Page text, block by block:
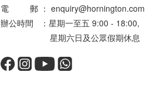
電 郵 ： enquiry@hornington.com
辦公時間 ：星期一至五 9:00 - 18:00,
星期六日及公眾假期休息